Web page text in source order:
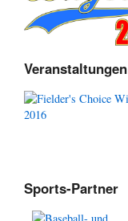
Veranstaltungen
Sports-Partner